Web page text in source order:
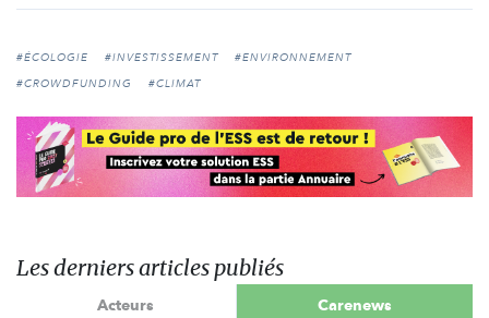
#ÉCOLOGIE #INVESTISSEMENT
#ENVIRONNEMENT
#CROWDFUNDING
#CLIMAT
Les derniers articles publiés
Acteurs Carenews